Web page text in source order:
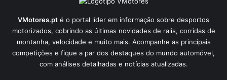
VMotores.pt é o portal líder em informação sobre desportos
motorizados, cobrindo as últimas novidades de ralis, corridas de
montanha, velocidade e muito mais. Acompanhe as principais
competições e fique a par dos destaques do mundo automóvel,
com análises detalhadas e notícias atualizadas.